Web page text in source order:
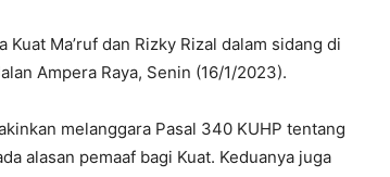
Ma’ruf dan Rizky Rizal dalam sidang di
Ampera Raya, Senin (16/1/2023).
melanggara Pasal 340 KUHP tentang
alasan pemaaf bagi Kuat. Keduanya juga